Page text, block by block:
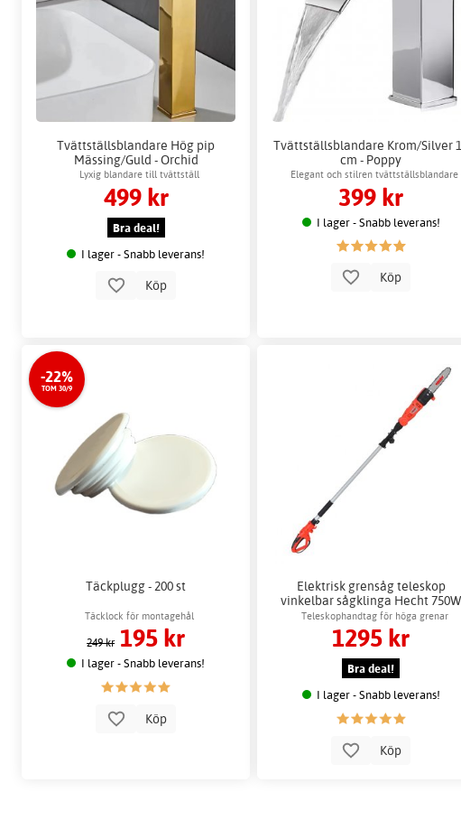
Tvättställsblandare Hög pip
Mässing/Guld - Orchid
Lyxig blandare till tvättställ
499 kr
Bra deal!
I lager - Snabb leverans!
Köp
Tvättställsblandare Krom/Silver
cm - Poppy
Elegant och stilren tvättställsblandare
lämplig för modern badrumsinredning
399 kr
I lager - Snabb leverans!
Köp
-22%
TOM 30/9
Täckplugg - 200 st
Täcklock för montagehål
249 kr 195 kr
I lager - Snabb leverans!
Köp
Elektrisk grensåg teleskop
vinkelbar sågklinga Hecht 750W
Teleskophandtag för höga grenar
1295 kr
Bra deal!
I lager - Snabb leverans!
Köp